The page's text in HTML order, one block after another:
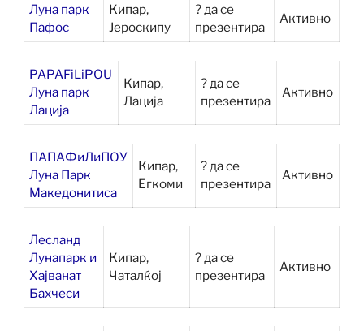
Луна парк
Пафос
Кипар,
Јероскипу
? да се
презентира
Активно
PAPAFiLiPOU
Луна парк
Лација
Кипар,
Лација
? да се
презентира
Активно
ПАПАФиЛиПОУ
Луна Парк
Македонитиса
Кипар,
Егкоми
? да се
презентира
Активно
Лесланд
Лунапарк и
Хајванат
Бахчеси
Кипар,
Чаталќој
? да се
презентира
Активно